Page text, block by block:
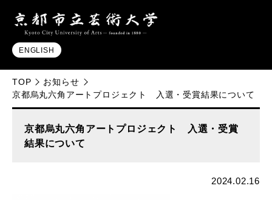
ENGLISH
TOP
お知らせ
京都烏丸六角アートプロジェクト 入選・受賞結果について
京都烏丸六角アートプロジェクト 入選・受賞
結果について
2024.02.16